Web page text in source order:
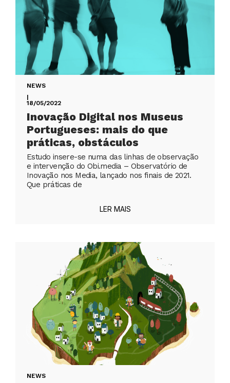
NEWS
|
18/05/2022
Inovação Digital nos Museus
Portugueses: mais do que
práticas, obstáculos
Estudo insere-se numa das linhas de observação
e intervenção do Obi.media – Observatório de
Inovação nos Media, lançado nos finais de 2021.
Que práticas de
LER MAIS
NEWS